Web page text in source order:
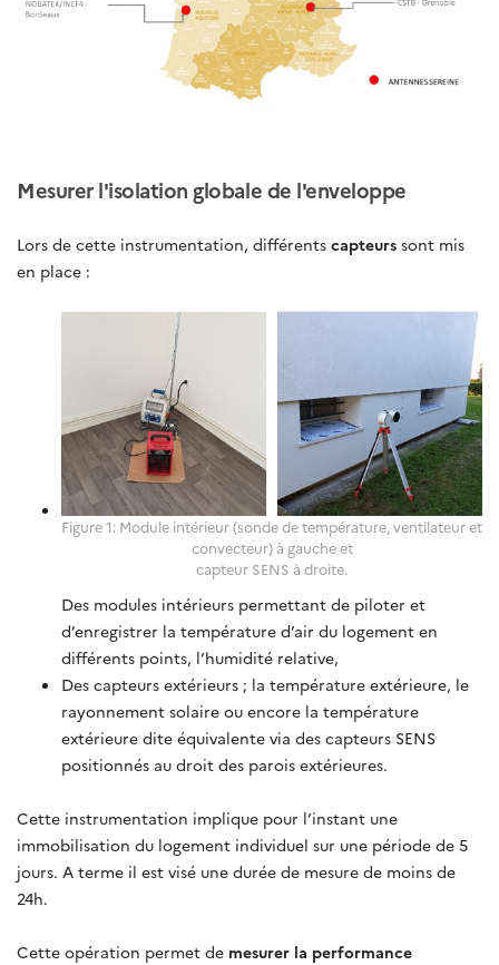
Mesurer l'isolation globale de l'enveloppe
Lors de cette instrumentation, différents capteurs sont mis
en place :
Figure 1: Module intérieur (sonde de température, ventilateur et
convecteur) à gauche et
capteur SENS à droite.
Des modules intérieurs permettant de piloter et
d’enregistrer la température d’air du logement en
différents points, l’humidité relative,
Des capteurs extérieurs ; la température extérieure, le
rayonnement solaire ou encore la température
extérieure dite équivalente via des capteurs SENS
positionnés au droit des parois extérieures.
Cette instrumentation implique pour l’instant une
immobilisation du logement individuel sur une période de 5
jours. A terme il est visé une durée de mesure de moins de
24h.
Cette opération permet de mesurer la performance